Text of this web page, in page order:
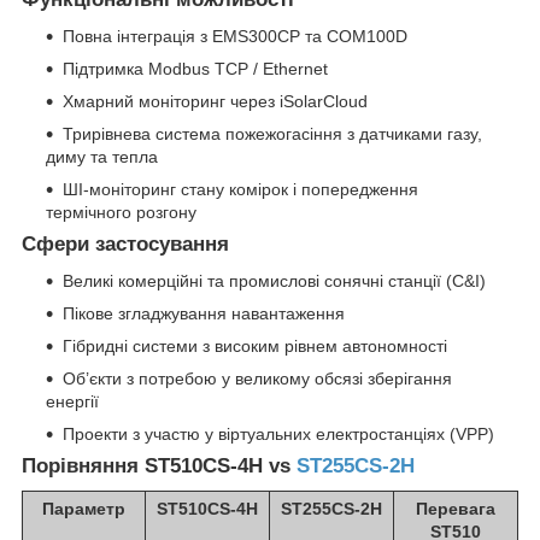
Повна інтеграція з EMS300CP та COM100D
Підтримка Modbus TCP / Ethernet
Хмарний моніторинг через iSolarCloud
Трирівнева система пожежогасіння з датчиками газу,
диму та тепла
ШІ-моніторинг стану комірок і попередження
термічного розгону
Сфери застосування
Великі комерційні та промислові сонячні станції (C&I)
Пікове згладжування навантаження
Гібридні системи з високим рівнем автономності
Об’єкти з потребою у великому обсязі зберігання
енергії
Проекти з участю у віртуальних електростанціях (VPP)
Порівняння ST510CS-4H vs ST255CS-2H
Параметр ST510CS-4H ST255CS-2H
Перевага
ST510